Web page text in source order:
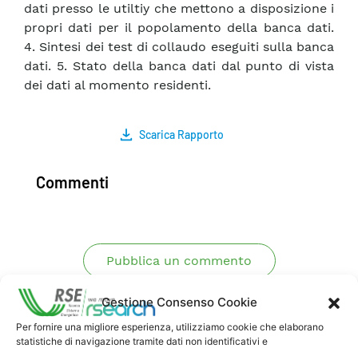
Gestione Consenso Cookie
Per fornire una migliore esperienza, utilizziamo cookie che elaborano
statistiche di navigazione tramite dati non identificativi e
dati presso le utiltiy che mettono a disposizione i
propri dati per il popolamento della banca dati.
4. Sintesi dei test di collaudo eseguiti sulla banca
dati. 5. Stato della banca dati dal punto di vista
dei dati al momento residenti.
Scarica Rapporto
Commenti
Pubblica un commento